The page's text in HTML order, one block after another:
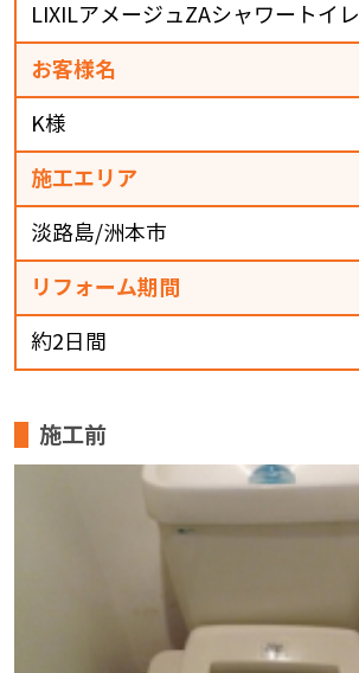
LIXILアメージュZAシャワートイレ
お客様名
K様
施工エリア
淡路島/洲本市
リフォーム期間
約2日間
施工前